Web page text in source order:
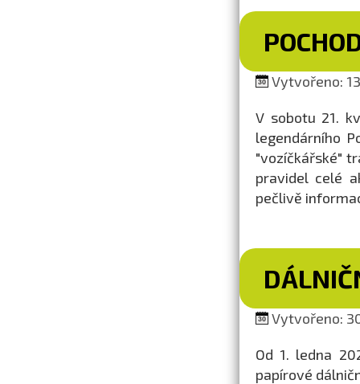
Vytvořeno:
V sobotu 21.
legendárního
"vozíčkářské"
pravidel celé
pečlivě
Vytvořeno:
Od 1. ledna
papírové